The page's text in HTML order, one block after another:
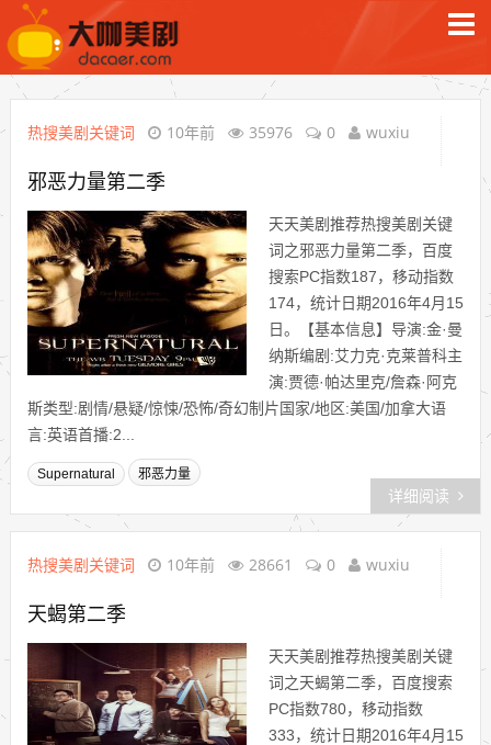
热搜美剧关键词 10年前 35976 0 wuxiu
邪恶力量第二季
天天美剧推荐热搜美剧关键
词之邪恶力量第二季，百度
搜索PC指数187，移动指数
174，统计日期2016年4月15
日。【基本信息】导演:金·曼
纳斯编剧:艾力克·克莱普科主
演:贾德·帕达里克/詹森·阿克
斯类型:剧情/悬疑/惊悚/恐怖/奇幻制片国家/地区:美国/加拿大语
言:英语首播:2...
Supernatural 邪恶力量
详细阅读
热搜美剧关键词 10年前 28661 0 wuxiu
天蝎第二季
天天美剧推荐热搜美剧关键
词之天蝎第二季，百度搜索
PC指数780，移动指数
333，统计日期2016年4月15